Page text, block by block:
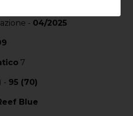
- 04/2025
7
- 95 (70)
Blue